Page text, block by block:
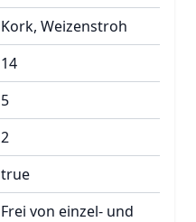
Kork, Weizenstroh
14
5
2
true
Frei von einzel- und